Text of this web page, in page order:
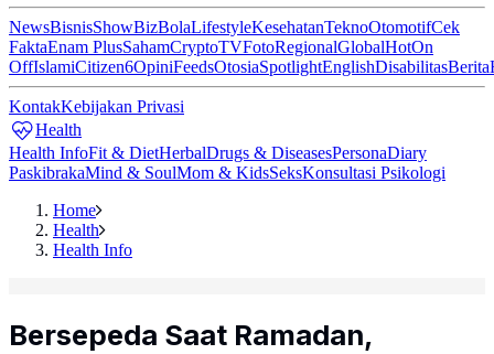
NewsBisnisShowBizBolaLifestyleKesehatanTeknoOtomotifCek
FaktaEnam PlusSahamCryptoTVFotoRegionalGlobalHotOn
OffIslamiCitizen6OpiniFeedsOtosiaSpotlightEnglishDisabilitasBerita
KontakKebijakan Privasi
Health
Health InfoFit & DietHerbalDrugs & DiseasesPersonaDiary
PaskibrakaMind & SoulMom & KidsSeksKonsultasi Psikologi
Home
Health
Health Info
Bersepeda Saat Ramadan,